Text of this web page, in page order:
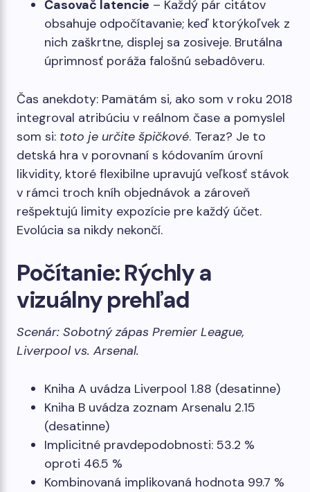
Časovač latencie – Každý pár citátov
obsahuje odpočítavanie; keď ktorýkoľvek z
nich zaškrtne, displej sa zosiveje. Brutálna
úprimnosť poráža falošnú sebadôveru.
Čas anekdoty: Pamätám si, ako som v roku 2018
integroval atribúciu v reálnom čase a pomyslel
som si: toto je určite špičkové. Teraz? Je to
detská hra v porovnaní s kódovaním úrovní
likvidity, ktoré flexibilne upravujú veľkosť stávok
v rámci troch kníh objednávok a zároveň
rešpektujú limity expozície pre každý účet.
Evolúcia sa nikdy nekončí.
Počítanie: Rýchly a
vizuálny prehľad
Scenár: Sobotný zápas Premier League,
Liverpool vs. Arsenal.
Kniha A uvádza Liverpool 1.88 (desatinne)
Kniha B uvádza zoznam Arsenalu 2.15
(desatinne)
Implicitné pravdepodobnosti: 53.2 %
oproti 46.5 %
Kombinovaná implikovaná hodnota 99.7 %